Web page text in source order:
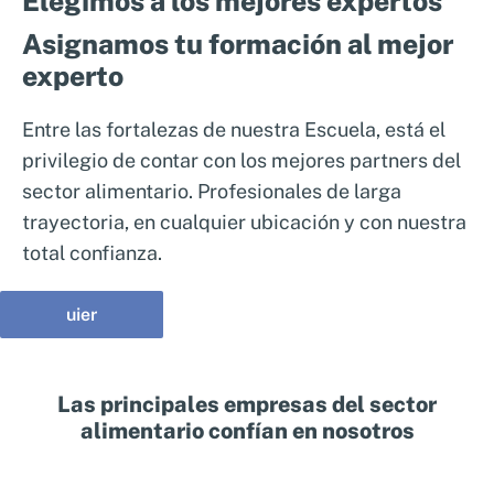
Asignamos tu formación al mejor
experto
Entre las fortalezas de nuestra Escuela, está el
privilegio de contar con los mejores partners del
sector alimentario. Profesionales de larga
trayectoria, en cualquier ubicación y con nuestra
total confianza.
uier
Las principales empresas del sector
alimentario confían en nosotros